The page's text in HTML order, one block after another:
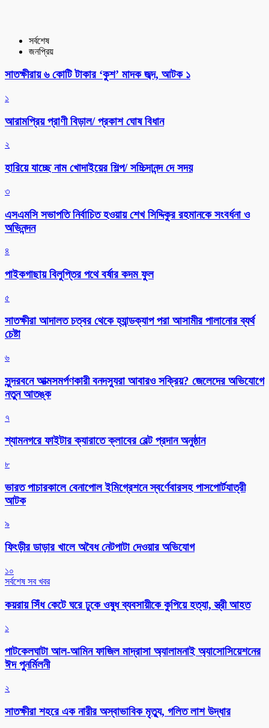
সর্বশেষ
জনপ্রিয়
সাতক্ষীরায় ৬ কোটি টাকার ‘কুশ’ মাদক জব্দ, আটক ১
১
আরামপ্রিয় প্রাণী বিড়াল/ প্রকাশ ঘোষ বিধান
২
হারিয়ে যাচ্ছে নাম খোদাইয়ের শিল্প/ সচ্চিদানন্দ দে সদয়
৩
এসএমসি সভাপতি নির্বাচিত হওয়ায় শেখ সিদ্দিকুর রহমানকে সংবর্ধনা ও
অভিনন্দন
৪
পাইকগাছায় বিলুপ্তির পথে বর্ষার কদম ফুল
৫
সাতক্ষীরা আদালত চত্বর থেকে হ্যান্ডক্যাপ পরা আসামীর পালানোর ব্যর্থ
চেষ্টা
৬
সুন্দরবনে আত্মসমর্পণকারী বনদস্যুরা আবারও সক্রিয়? জেলেদের অভিযোগে
নতুন আতঙ্ক
৭
শ্যামনগরে ফাইটার ক্যারাতে ক্লাবের বেল্ট প্রদান অনুষ্ঠান
৮
ভারত পাচারকালে বেনাপোল ইমিগ্রেশনে স্বর্ণেবারসহ পাসপোর্টযাত্রী
আটক
৯
ফিংড়ীর ডাড়ার খালে অবৈধ নেটপাটা দেওয়ার অভিযোগ
১০
সর্বশেষ সব খবর
কয়রায় সিঁধ কেটে ঘরে ঢুকে ওষুধ ব্যবসায়ীকে কুপিয়ে হত্যা, স্ত্রী আহত
১
পাটকেলঘাটা আল-আমিন ফাজিল মাদ্রাসা অ্যালামনাই অ্যাসোসিয়েশনের
ঈদ পুনর্মিলনী
২
সাতক্ষীরা শহরে এক নারীর অস্বাভাবিক মৃত্যু, গলিত লাশ উদ্ধার